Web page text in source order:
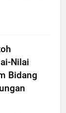
Nilai
Bidang